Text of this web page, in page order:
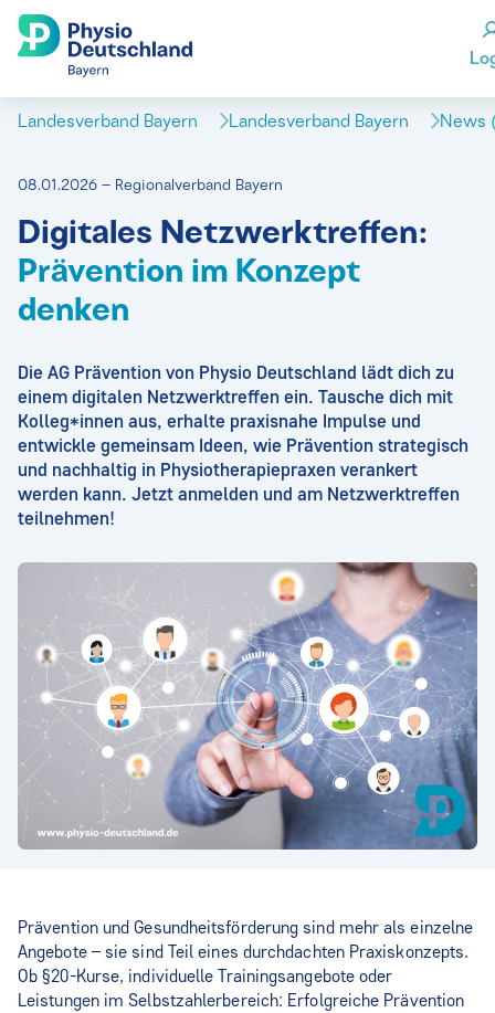
Landesverband Bayern Landesverband Bayern News
08.01.2026 – Regionalverband Bayern
Digitales Netzwerktreffen:
Prävention im Konzept
denken
Die AG Prävention von Physio Deutschland lädt dich zu
einem digitalen Netzwerktreffen ein. Tausche dich mit
Kolleg*innen aus, erhalte praxisnahe Impulse und
entwickle gemeinsam Ideen, wie Prävention strategisch
und nachhaltig in Physiotherapiepraxen verankert
werden kann. Jetzt anmelden und am Netzwerktreffen
teilnehmen!
Prävention und Gesundheitsförderung sind mehr als einzelne
Angebote – sie sind Teil eines durchdachten Praxiskonzepts.
Ob §20-Kurse, individuelle Trainingsangebote oder
Leistungen im Selbstzahlerbereich: Erfolgreiche Prävention